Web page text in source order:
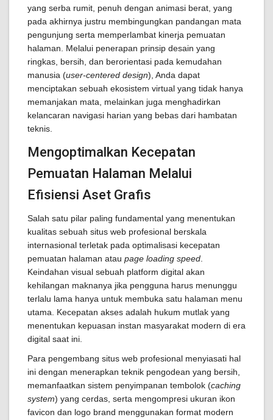
yang serba rumit, penuh dengan animasi berat, yang
pada akhirnya justru membingungkan pandangan mata
pengunjung serta memperlambat kinerja pemuatan
halaman. Melalui penerapan prinsip desain yang
ringkas, bersih, dan berorientasi pada kemudahan
manusia (user-centered design), Anda dapat
menciptakan sebuah ekosistem virtual yang tidak hanya
memanjakan mata, melainkan juga menghadirkan
kelancaran navigasi harian yang bebas dari hambatan
teknis.
Mengoptimalkan Kecepatan
Pemuatan Halaman Melalui
Efisiensi Aset Grafis
Salah satu pilar paling fundamental yang menentukan
kualitas sebuah situs web profesional berskala
internasional terletak pada optimalisasi kecepatan
pemuatan halaman atau page loading speed
Keindahan visual sebuah platform digital akan
kehilangan maknanya jika pengguna harus menunggu
terlalu lama hanya untuk membuka satu halaman menu
utama. Kecepatan akses adalah hukum mutlak yang
menentukan kepuasan instan masyarakat modern di era
digital saat ini.
Para pengembang situs web profesional menyiasati hal
ini dengan menerapkan teknik pengodean yang bersih,
memanfaatkan sistem penyimpanan tembolok (caching
system) yang cerdas, serta mengompresi ukuran ikon
favicon dan logo brand menggunakan format modern